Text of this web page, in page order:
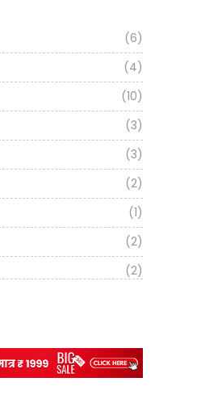
(6)
(4)
(10)
(3)
(3)
(2)
(1)
(2)
(2)